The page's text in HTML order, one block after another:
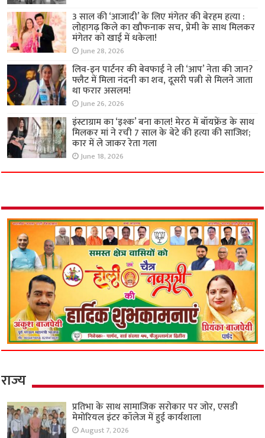
3 साल की ‘आजादी’ के लिए मंगेतर की बेरहम हत्या :
लोहागढ़ किले का खौफनाक सच, प्रेमी के साथ मिलकर
मंगेतर को खाई में धकेला!
June 28, 2026
लिव-इन पार्टनर की बेवफाई ने ली ‘आप’ नेता की जान?
फ्लैट में मिला नंदनी का शव, दूसरी पत्नी से मिलने जाता
था फरार असलम!
June 26, 2026
इंस्टाग्राम का ‘इश्क’ बना काल! मेरठ में बॉयफ्रेंड के साथ
मिलकर मां ने रची 7 साल के बेटे की हत्या की साजिश;
कार में ले जाकर रेता गला
June 18, 2026
राज्य
प्रतिभा के साथ सामाजिक सरोकार पर जोर, एसडी
मेमोरियल इंटर कॉलेज में हुई कार्यशाला
August 7, 2026